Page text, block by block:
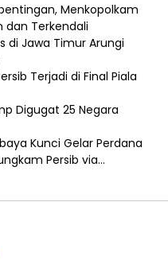
Menkopolkam
dan Terkendali
di Jawa Timur Arungi
Terjadi di Final Piala
Digugat 25 Negara
Kunci Gelar Perdana
Persib via…